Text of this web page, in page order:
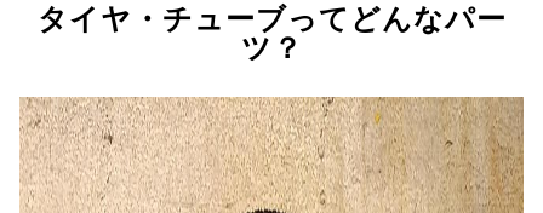
タイヤ・チューブってどんなパー
ツ？